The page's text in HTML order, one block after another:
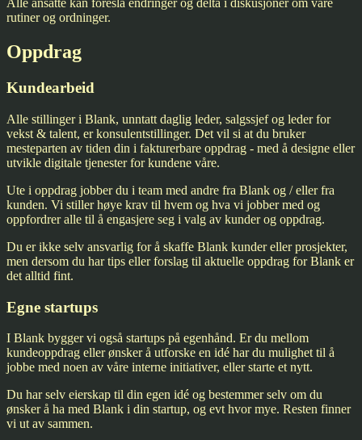
Alle ansatte kan foreslå endringer og delta i diskusjoner om våre
rutiner og ordninger.
Oppdrag
Kundearbeid
Alle stillinger i Blank, unntatt daglig leder, salgssjef og leder for
vekst & talent, er konsulentstillinger. Det vil si at du bruker
mesteparten av tiden din i fakturerbare oppdrag - med å designe eller
utvikle digitale tjenester for kundene våre.
Ute i oppdrag jobber du i team med andre fra Blank og / eller fra
kunden. Vi stiller høye krav til hvem og hva vi jobber med og
oppfordrer alle til å engasjere seg i valg av kunder og oppdrag.
Du er ikke selv ansvarlig for å skaffe Blank kunder eller prosjekter,
men dersom du har tips eller forslag til aktuelle oppdrag for Blank er
det alltid fint.
Egne startups
I Blank bygger vi også startups på egenhånd. Er du mellom
kundeoppdrag eller ønsker å utforske en idé har du mulighet til å
jobbe med noen av våre interne initiativer, eller starte et nytt.
Du har selv eierskap til din egen idé og bestemmer selv om du
ønsker å ha med Blank i din startup, og evt hvor mye. Resten finner
vi ut av sammen.